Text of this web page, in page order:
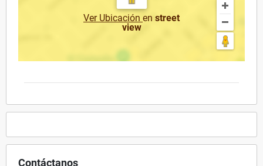
Ver Ubicación en street
view
Contáctanos